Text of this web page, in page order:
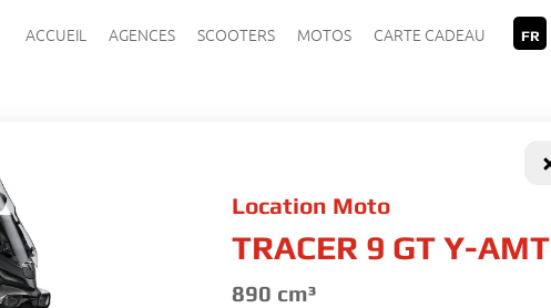
ACCUEIL AGENCES SCOOTERS MOTOS CARTE CADEAU FR
Location Moto
TRACER 9 GT Y-AMT
890 cm³